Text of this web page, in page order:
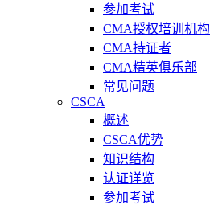
参加考试
CMA授权培训机构
CMA持证者
CMA精英俱乐部
常见问题
CSCA
概述
CSCA优势
知识结构
认证详览
参加考试